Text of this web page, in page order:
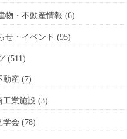
物・不動産情報 (6)
せ・イベント (95)
(511)
動産(7)
工業施設 (3)
学会 (78)